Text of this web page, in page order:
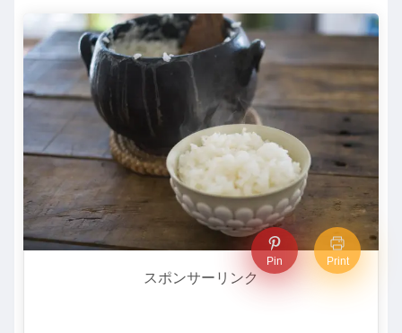
Pin Print
スポンサーリンク